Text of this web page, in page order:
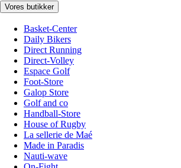
Vores butikker
Basket-Center
Daily Bikers
Direct Running
Direct-Volley
Espace Golf
Foot-Store
Galop Store
Golf and co
Handball-Store
House of Rugby
La sellerie de Maé
Made in Paradis
Nauti-wave